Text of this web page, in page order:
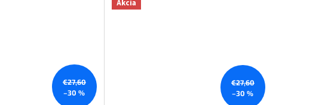
€27,60
–30 %
Akcia
€27,60
–30 %